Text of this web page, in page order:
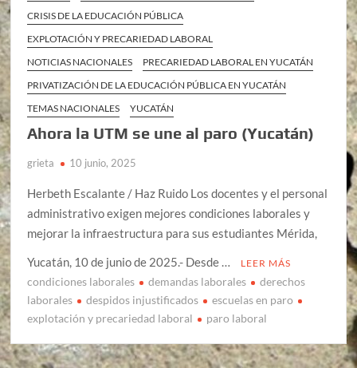
CRISIS DE LA EDUCACIÓN PÚBLICA
EXPLOTACIÓN Y PRECARIEDAD LABORAL
NOTICIAS NACIONALES
PRECARIEDAD LABORAL EN YUCATÁN
PRIVATIZACIÓN DE LA EDUCACIÓN PÚBLICA EN YUCATÁN
TEMAS NACIONALES
YUCATÁN
Ahora la UTM se une al paro (Yucatán)
grieta 10 junio, 2025
Herbeth Escalante / Haz Ruido Los docentes y el personal
administrativo exigen mejores condiciones laborales y
mejorar la infraestructura para sus estudiantes Mérida,
Yucatán, 10 de junio de 2025.- Desde …
LEER MÁS
condiciones laborales demandas laborales
derechos
laborales
despidos injustificados
escuelas en paro
explotación y precariedad laboral
paro laboral